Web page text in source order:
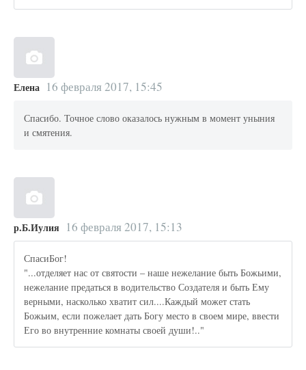
Елена 16 февраля 2017, 15:45
Спасибо. Точное слово оказалось нужным в момент уныния
и смятения.
р.Б.Иулия 16 февраля 2017, 15:13
СпасиБог!
"...отделяет нас от святости – наше нежелание быть Божьими,
нежелание предаться в водительство Создателя и быть Ему
верными, насколько хватит сил....Каждый может стать
Божьим, если пожелает дать Богу место в своем мире, ввести
Его во внутренние комнаты своей души!.."